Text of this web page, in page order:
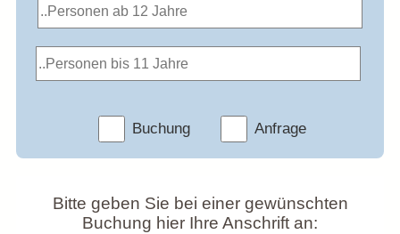
Buchung Anfrage
Bitte geben Sie bei einer gewünschten
Buchung hier Ihre Anschrift an: